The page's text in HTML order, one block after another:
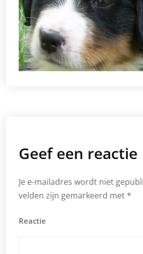
Geef een reactie
Je e-mailadres wordt niet
velden zijn gemarkeerd met *
Reactie